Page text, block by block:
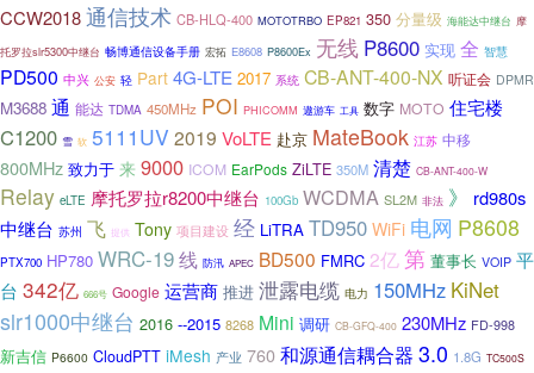
CCW2018通信技术 CB-HLQ-400 MOTOTRBO EP821 350 分量级 海能达中继台 摩
托罗拉slr5300中继台 畅博通信设备手册 宏拓 E8608 P8600Ex 无线 P8600 实现 全 智慧
PD500 中兴 公安 轻 Part 4G-LTE 2017 系统 CB-ANT-400-NX 听证会 DPMR
M3688 通 能达 TDMA 450MHz POI PHICOMM 遨游车 工具 数字 MOTO 住宅楼
C1200 雪 软 5111UV 2019 VoLTE 赴京 MateBook 江苏 中移
800MHz 致力于 来 9000 ICOM EarPods ZiLTE 350M 清楚 CB-ANT-400-W
Relay eLTE 摩托罗拉r8200中继台 100Gb WCDMA SL2M 非法 》
rd980s
中继台 苏州 飞 提供 Tony 项目建设 经 LiTRA TD950 WiFi 电网 P8608
PTX700 HP780 WRC-19线 防汛 APEC BD500 FMRC 2亿第 董事长 VOIP 平
台 342亿 666号 Google 运营商 推进 泄露电缆 电力 150MHz KiNet
slr1000中继台 2016 --2015 8268 Mini 调研 CB-GFQ-400 230MHz FD-998
新吉信 P6600 CloudPTT iMesh 产业 760 和源通信耦合器 3.0 1.8G TC500S